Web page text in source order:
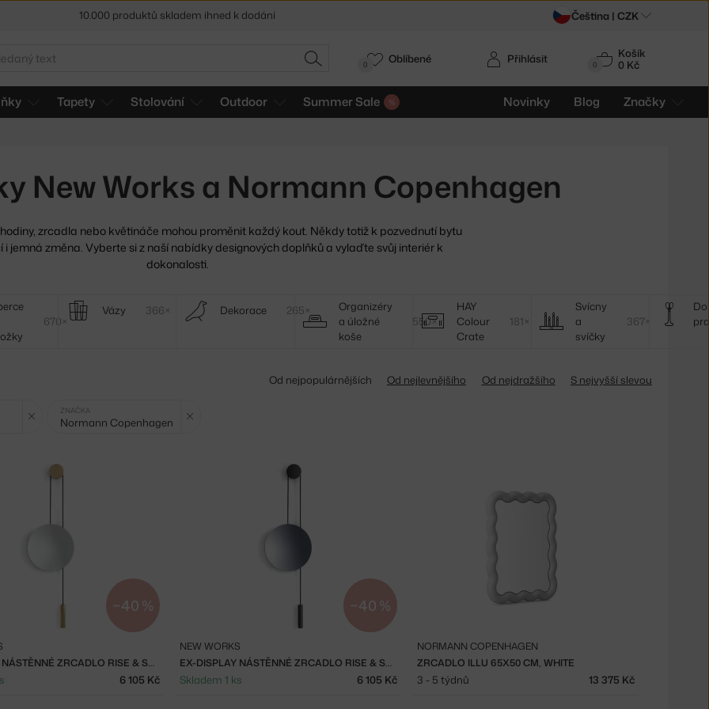
HLEDAT 0
Košík
0 Kč
Tapety Stolování Outdoor Summer Sale Novinky Blog Značky
Přihlásit
0 Oblíbené
New Works a Normann Copenhagen
zrcadla nebo květináče mohou proměnit každý kout. Někdy totiž k pozvednutí bytu
jemná změna. Vyberte si z naší nabídky designových doplňků a vylaďte svůj interiér k
dokonalosti.
670×
Vázy 366× Dekorace 265×
Organizéry
a úložné
koše
550×
HAY
Colour
Crate
181×
Svícny
a
svíčky
367×
Do
Od nejpopulárnějších Od nejlevnějšího Od nejdražšího S nejvyšší slevou
ZNAČKA
Normann Copenhagen
−40 %
EX-DISPLAY NÁSTĚNNÉ ZRCADLO RISE & SHINE, NATURAL OAK
6 105 Kč
−40 %
EX-DISPLAY NÁSTĚNNÉ ZRCADLO RISE & SHINE, BURNED OAK
NEW WORKS
Skladem 1 ks 6 105 Kč
ZRCADLO ILLU 65X50 CM, WHITE
NORMANN COPENHAGEN
3 - 5 týdnů 13 375 Kč
Sleva 5 % pro odběratelenewsletteru Čeština | CZK